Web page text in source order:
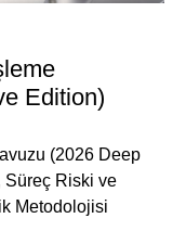
Edition)
(2026 Deep
Süreç Riski ve
Metodolojisi